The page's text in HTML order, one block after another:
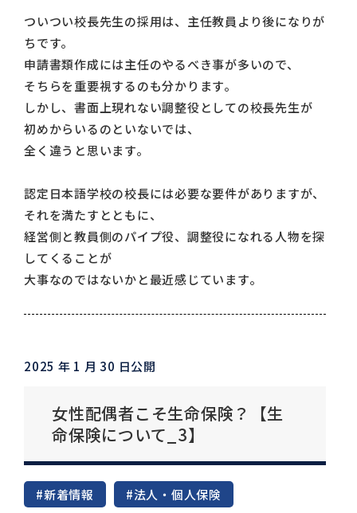
ついつい校長先生の採用は、主任教員より後になりが
ちです。
申請書類作成には主任のやるべき事が多いので、
そちらを重要視するのも分かります。
しかし、書面上現れない調整役としての校長先生が
初めからいるのといないでは、
全く違うと思います。
認定日本語学校の校長には必要な要件がありますが、
それを満たすとともに、
経営側と教員側のパイプ役、調整役になれる人物を探
してくることが
大事なのではないかと最近感じています。
2025 年 1 月 30 日公開
女性配偶者こそ生命保険？【生
命保険について_3】
#新着情報 #法人・個人保険